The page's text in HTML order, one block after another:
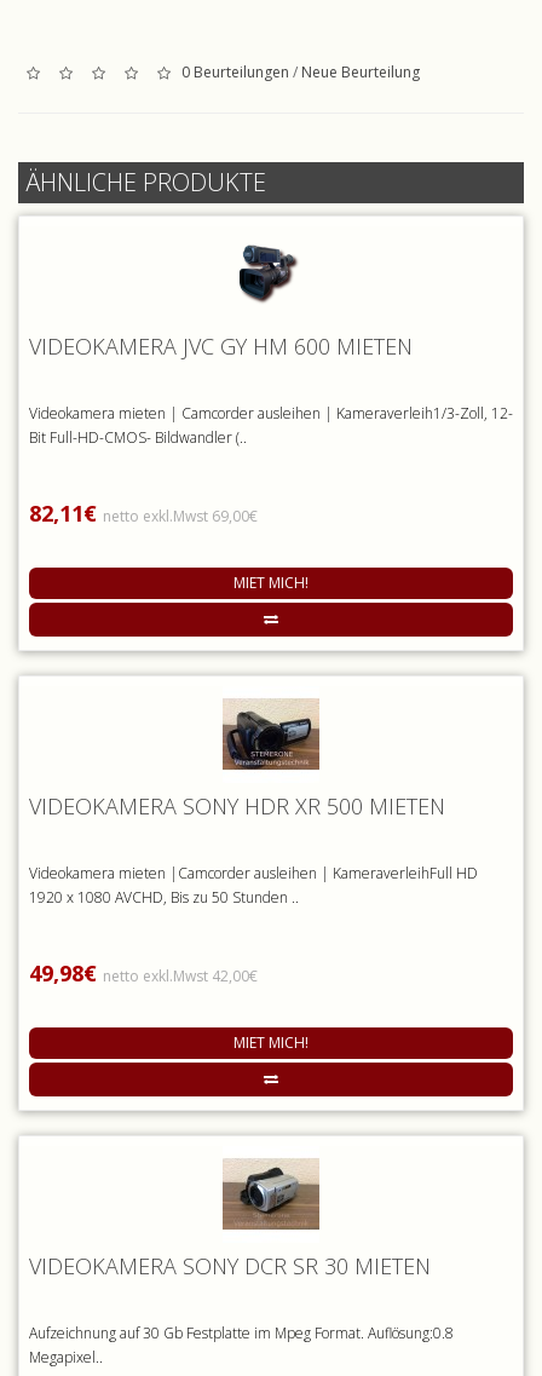
0 Beurteilungen / Neue Beurteilung
ÄHNLICHE PRODUKTE
VIDEOKAMERA JVC GY HM 600 MIETEN
Videokamera mieten | Camcorder ausleihen | Kameraverleih1/3-Zoll, 12-
Bit Full-HD-CMOS- Bildwandler (..
82,11€ netto exkl.Mwst 69,00€
MIET MICH!
VIDEOKAMERA SONY HDR XR 500 MIETEN
Videokamera mieten |Camcorder ausleihen | KameraverleihFull HD
1920 x 1080 AVCHD, Bis zu 50 Stunden ..
49,98€ netto exkl.Mwst 42,00€
MIET MICH!
VIDEOKAMERA SONY DCR SR 30 MIETEN
Aufzeichnung auf 30 Gb Festplatte im Mpeg Format. Auflösung:0.8
Megapixel..